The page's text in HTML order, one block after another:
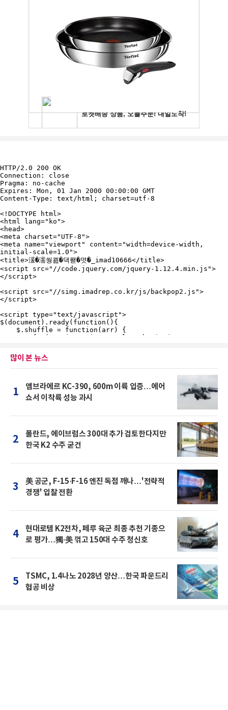
많이 본 뉴스
1
엠브라에르 KC-390, 600m 이륙 입증…에어
쇼서 이착륙 성능 과시
2
폴란드, 에이브럼스 300대 추가 검토한다지만
한국 K2 수주 굳건
3
美 공군, F-15·F-16 엔진 독점 깨나…'전략적
경쟁' 입찰 전환
4
현대로템 K2전차, 페루 육군 최종 추천 기종으
로 평가…獨·美 꺾고 150대 수주 청신호
5
TSMC, 1.4나노 2028년 양산…한국 파운드리
협공 비상